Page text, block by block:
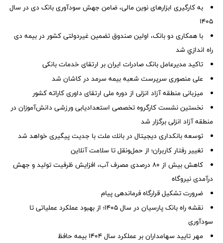
به کارگیری ابزارهای نوین مالی، ضامن جهش سودآوری بانک دی در سال
۱۴۰۵
با همکاری دو بانک، اولین صندوق تضمین غیردولتی کشور در بیمه دی
راه اندازي شد
تاکید مدیرعامل بانک صادرات ایران بر ارتقای خدمات بانکی
علی منصوری سرپرست شعبه بیمه سرمد در کاشان شد
میزبانی منطقه آزاد انزلی از دوره ملی ارتقای داوری كاراته كشور
نخستین نشست كارگروه تخصصی استعدادیابی ورزشی دانش‌آموزان در
منطقه آزاد انزلی برگزار شد
توسعه بانكداری دیجیتال در بانك ملت با جدیت پیگیری خواهد شد
تغییر رفتار کاربران؛ از حمل‌ونقل تا سلامت آنلاین
کاهش بیش از ۸۰ درصدی مصرف آب، افزایش ظرفیت تولید و جهش
درآمدی نیروگاه
ضرورت تشكیل قرارگاه فرماندهی پیام
نقشه راه بانک پارسیان در سال ۱۴۰۵؛ از بهبود عملکرد عملیاتی تا
سودآوری
مهر تایید سهامداران بر عملكرد سال ۱۴۰۴ بیمه حافظ